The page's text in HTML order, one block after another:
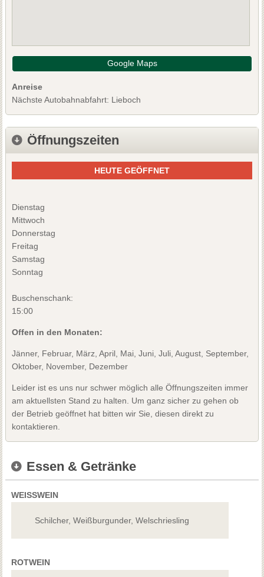
Google Maps
Anreise
Nächste Autobahnabfahrt: Lieboch
Öffnungszeiten
HEUTE GEÖFFNET
Dienstag
Mittwoch
Donnerstag
Freitag
Samstag
Sonntag
Buschenschank:
15:00
Offen in den Monaten:
Jänner, Februar, März, April, Mai, Juni, Juli, August, September,
Oktober, November, Dezember
Leider ist es uns nur schwer möglich alle Öffnungszeiten immer
am aktuellsten Stand zu halten. Um ganz sicher zu gehen ob
der Betrieb geöffnet hat bitten wir Sie, diesen direkt zu
kontaktieren.
Essen & Getränke
WEISSWEIN
Schilcher, Weißburgunder, Welschriesling
ROTWEIN